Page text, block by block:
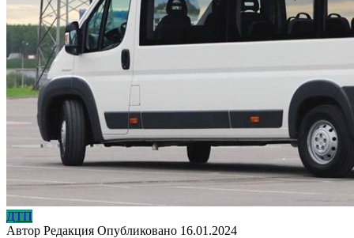
ДТП
Автор Редакция Опубликовано 16.01.2024